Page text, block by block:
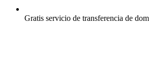
Gratis servicio de transferencia de